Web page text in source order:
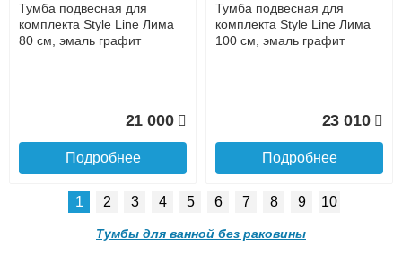
29 790 21 280
Тумба для комплекта
подвесная Style Line
Даллас Леон 120 Люкс
Тумба с раковиной
напольная Style Line
Даллас Леон 120 L 3 ящика
Тумба подвесная для
комплекта Style Line Лима
80 см, эмаль графит
21 000
Подробнее
Тумба подвесная для
комплекта Style Line Лима
100 см, эмаль графит
23 010
Подробнее
1 2 3 4 5 6 7 8 9 10
Тумбы для ванной без раковины